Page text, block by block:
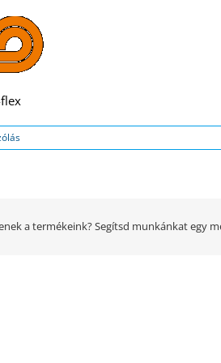
a termékeink? Segítsd munkánkat egy